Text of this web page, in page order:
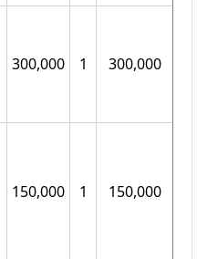
300,000 1 300,000
150,000 1 150,000